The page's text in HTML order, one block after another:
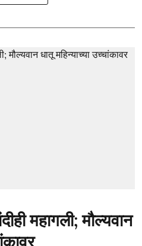
महागली; मौल्यवान